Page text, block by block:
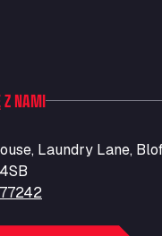
Z NAMI
Laundry Lane,